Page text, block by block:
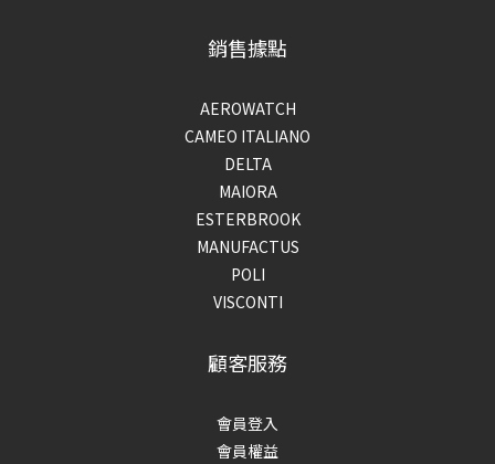
銷售據點
AEROWATCH
CAMEO ITALIANO
DELTA
MAIORA
ESTERBROOK
MANUFACTUS
POLI
VISCONTI
顧客服務
會員登入
會員權益